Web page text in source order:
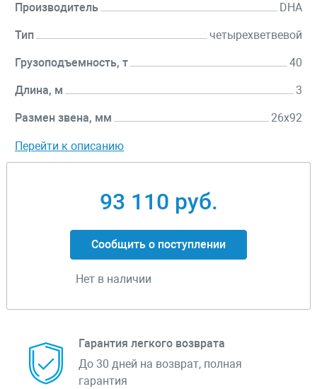
Производитель DHA
Тип четырехветвевой
Грузоподъемность, т 40
Длина, м 3
Размен звена, мм 26х92
Перейти к описанию
93 110 руб.
Сообщить о поступлении
Нет в наличии
Гарантия легкого возврата
До 30 дней на возврат, полная
гарантия